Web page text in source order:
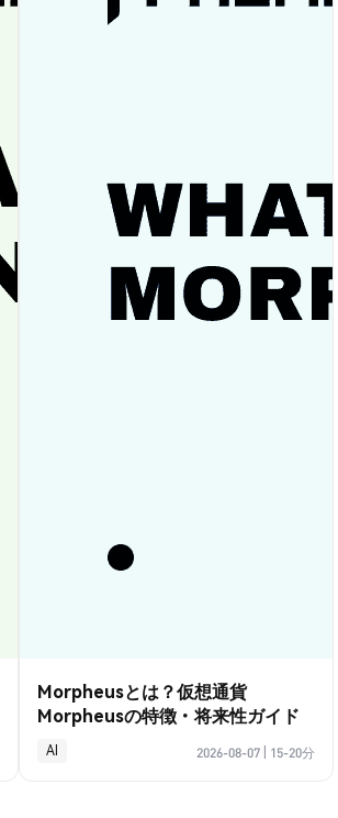
Morpheusとは？仮想通貨
Morpheusの特徴・将来性ガイド
AI 2026-08-07 15-20分